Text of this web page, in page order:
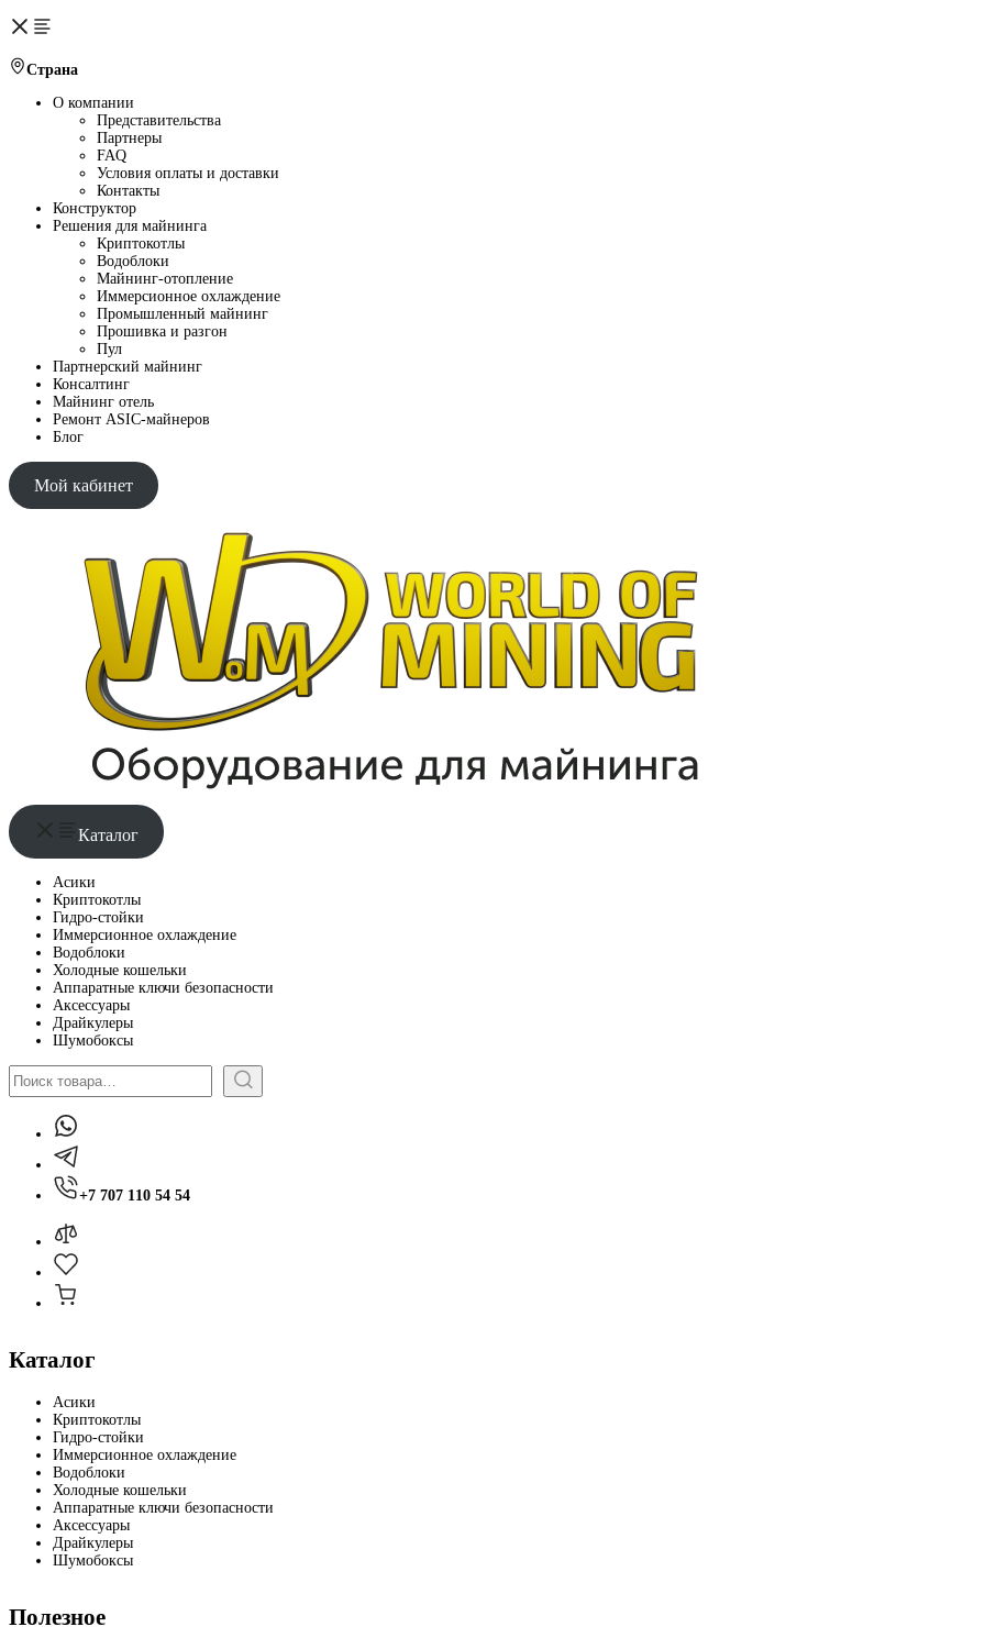
Страна
О компании
Представительства
Партнеры
FAQ
Условия оплаты и доставки
Контакты
Конструктор
Решения для майнинга
Криптокотлы
Водоблоки
Майнинг-отопление
Иммерсионное охлаждение
Промышленный майнинг
Прошивка и разгон
Пул
Партнерский майнинг
Консалтинг
Майнинг отель
Ремонт ASIC-майнеров
Блог
Мой кабинет
Каталог
Асики
Криптокотлы
Гидро-стойки
Иммерсионное охлаждение
Водоблоки
Холодные кошельки
Аппаратные ключи безопасности
Аксессуары
Драйкулеры
Шумобоксы
Поиск
+7 707 110 54 54
Каталог
Асики
Криптокотлы
Гидро-стойки
Иммерсионное охлаждение
Водоблоки
Холодные кошельки
Аппаратные ключи безопасности
Аксессуары
Драйкулеры
Шумобоксы
Полезное